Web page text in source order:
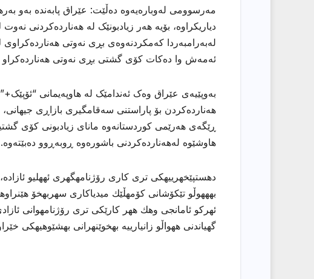
مەرسوومی لەوبارەیەوە دەڵێت: عێراق پابەندە بەو
دیاریکراوە، بۆیە هەر زیادبونێک لە هەناردەکردنی
لەبەرامبەردا کەمکردنەوەی بڕی نەوتی هەناردەکراوی
ئەمەش وا دەکات کۆی گشتی بڕی نەوتی هەناردەکراو
بەوپێیەی عێراق وەک ئەندامێک لە هاوپەیمانی
هەناردەکردن بۆ پاراستنی سەقامگیری بازاڕی
ڕێگەی هەرێمی کوردستانەوە مانای زیادبونی کۆی
هاوشێوە لەهەناردەکردنی باشورەوە ڕوبەڕوو دەبێتەوە.
دهستپێخهرییهكی تری كاری رۆژنامهگهری ئههلیو ئازاده،
بهههوڵو تێكۆشانی كۆمهڵێك میدیاكاری سهربهخۆ
ئهركو ئامانجی وهك ههر كارێكی تری رۆژنامهوانی
گهیاندنی ههواڵو زانیارییه بهخوێنهرانی بهشێوهیهكی